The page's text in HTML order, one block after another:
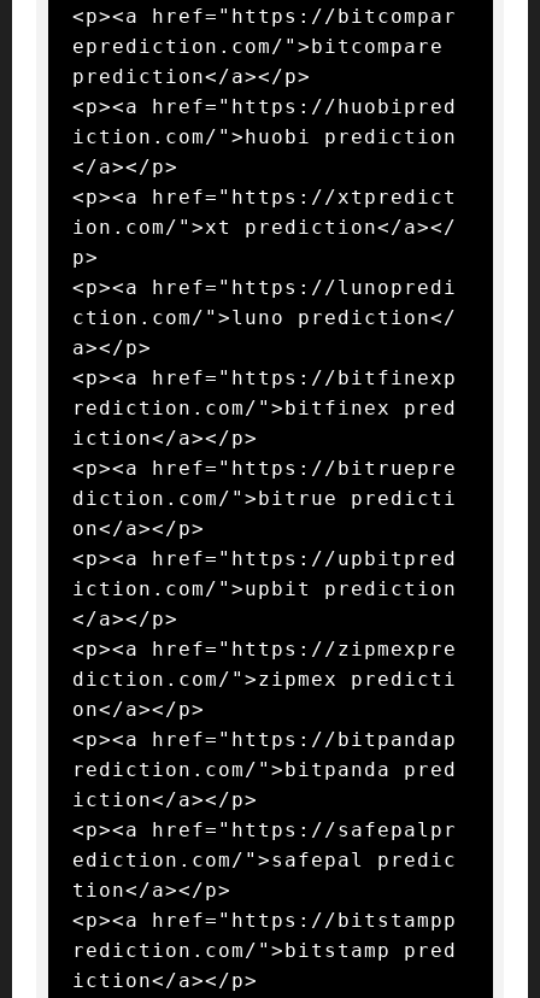
<p><a href="https://bitcompar
eprediction.com/">bitcompare
prediction</a></p>
<p><a href="https://huobipred
iction.com/">huobi prediction
</a></p>
<p><a href="https://xtpredict
ion.com/">xt prediction</a></
p>
<p><a href="https://lunopredi
ction.com/">luno prediction</
a></p>
<p><a href="https://bitfinexp
rediction.com/">bitfinex pred
iction</a></p>
<p><a href="https://bitruepre
diction.com/">bitrue predicti
on</a></p>
<p><a href="https://upbitpred
iction.com/">upbit prediction
</a></p>
<p><a href="https://zipmexpre
diction.com/">zipmex predicti
on</a></p>
<p><a href="https://bitpandap
rediction.com/">bitpanda pred
iction</a></p>
<p><a href="https://safepalpr
ediction.com/">safepal predic
tion</a></p>
<p><a href="https://bitstampp
rediction.com/">bitstamp pred
iction</a></p>